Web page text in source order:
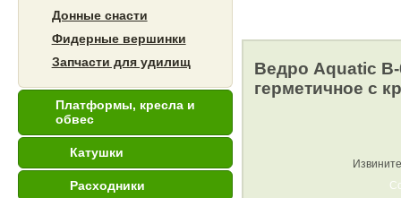
Донные снасти
Фидерные вершинки
Запчасти для удилищ
Платформы, кресла и
обвес
Катушки
Расходники
Ведро Aquatic
герметичное с